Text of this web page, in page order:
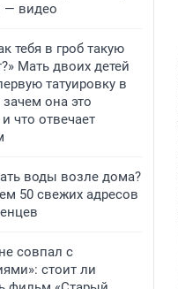
— видео
тебя в гроб такую
Мать двоих детей
татуировку в
она это
что отвечает
воды возле дома?
50 свежих адресов
совпал с
стоит ли